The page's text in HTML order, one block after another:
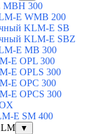
300
E WMB 200
KLM-E SB
KLM-E SBZ
E MB 300
E OPL 300
E OPLS 300
E OPC 300
E OPCS 300
E SM 400
▼